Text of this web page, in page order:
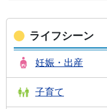
ライフシーン
妊娠・出産
子育て